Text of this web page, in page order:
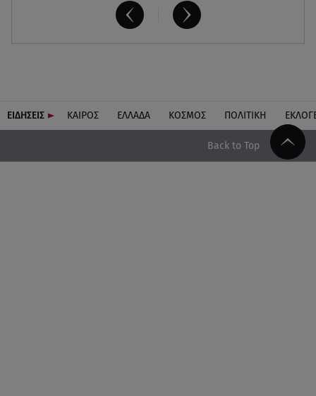
ΕΙΔΗΣΕΙΣ ΚΑΙΡΟΣ ΕΛΛΑΔΑ ΚΟΣΜΟΣ ΠΟΛΙΤΙΚΗ
Back to Top